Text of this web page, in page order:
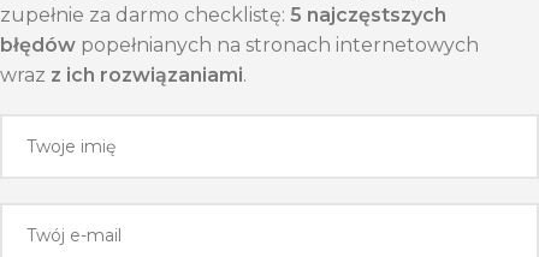
zupełnie za darmo checklistę: 5 najczęstszych
błędów popełnianych na stronach internetowych
wraz z ich rozwiązaniami.